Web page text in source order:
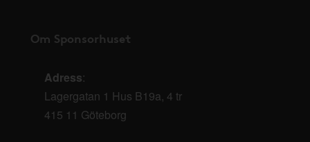
Om Sponsorhuset
Adress:
Lagergatan 1 Hus B19a, 4 tr
415 11 Göteborg